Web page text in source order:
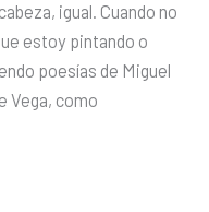
igual. Cuando no
estoy pintando o
poesías de Miguel
Vega, como